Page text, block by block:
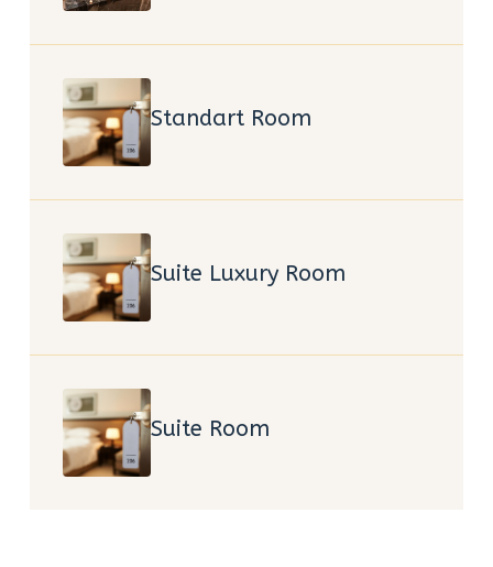
Standart Room
Suite Luxury Room
Suite Room